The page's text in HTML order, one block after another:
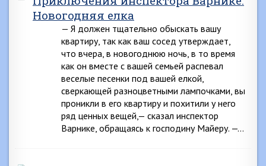
Новогодняя елка
— Я должен тщательно обыскать вашу
квартиру, так как ваш сосед утверждает,
что вчера, в новогоднюю ночь, в то время
как он вместе с вашей семьей распевал
веселые песенки под вашей елкой,
сверкающей разноцветными лампочками, вы
проникли в его квартиру и похитили у него
ряд ценных вещей,— сказал инспектор
Варнике, обращаясь к господину Майеру. —…